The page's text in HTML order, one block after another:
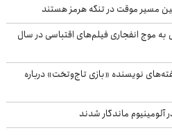
مسیر موقت در تنگه هرمز هستند
به موج انفجاری فیلم‌های اقتباسی در سال
نویسنده «بازی تاج‌وتخت» درباره
آلومینیوم ماندگار شدند